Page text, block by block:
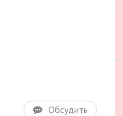
Обсудить